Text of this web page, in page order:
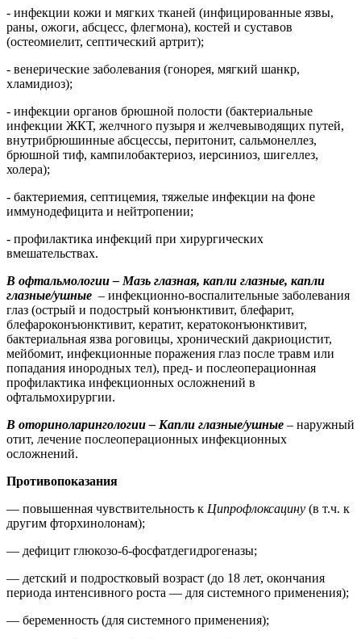
- инфекции кожи и мягких тканей (инфицированные язвы,
раны, ожоги, абсцесс, флегмона), костей и суставов
(остеомиелит, септический артрит);
- венерические заболевания (гонорея, мягкий шанкр,
хламидиоз);
- инфекции органов брюшной полости (бактериальные
инфекции ЖКТ, желчного пузыря и желчевыводящих путей,
внутрибрюшинные абсцессы, перитонит, сальмонеллез,
брюшной тиф, кампилобактериоз, иерсиниоз, шигеллез,
холера);
- бактериемия, септицемия, тяжелые инфекции на фоне
иммунодефицита и нейтропении;
- профилактика инфекций при хирургических
вмешательствах.
В офтальмологии – Мазь глазная, капли глазные, капли
глазные/ушные – инфекционно-воспалительные заболевания
глаз (острый и подострый конъюнктивит, блефарит,
блефароконъюнктивит, кератит, кератоконъюнктивит,
бактериальная язва роговицы, хронический дакриоцистит,
мейбомит, инфекционные поражения глаз после травм или
попадания инородных тел), пред- и послеоперационная
профилактика инфекционных осложнений в
офтальмохирургии.
В оториноларингологии – Капли глазные/ушные – наружный
отит, лечение послеоперационных инфекционных
осложнений.
Противопоказания
— повышенная чувствительность к Ципрофлоксацину (в т.ч. к
другим фторхинолонам);
— дефицит глюкозо-6-фосфатдегидрогеназы;
— детский и подростковый возраст (до 18 лет, окончания
периода интенсивного роста — для системного применения);
— беременность (для системного применения);